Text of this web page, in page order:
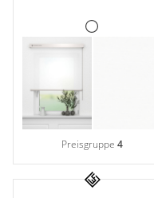
Preisgruppe4